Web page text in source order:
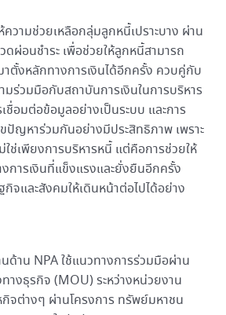
วามช่วยเหลือกลุ่มลูกหนี้เปราะบาง ผ่าน
ดผ่อนชำระ เพื่อช่วยให้ลูกหนี้สามารถ
ตั้งหลักทางการเงินได้อีกครั้ง ควบคู่กับ
วมมือกับสถาบันการเงินในการบริหาร
ชื่อมต่อข้อมูลอย่างเป็นระบบ และการ
ญหาร่วมกันอย่างมีประสิทธิภาพ เพราะ
ใช่เพียงการบริหารหนี้ แต่คือการช่วยให้
การเงินที่แข็งแรงและยั่งยืนอีกครั้ง
จและสังคมให้เดินหน้าต่อไปได้อย่าง
ด้าน NPA ใช้แนวทางการร่วมมือผ่าน
งธุรกิจ (MOU) ระหว่างหน่วยงาน
กิจต่างๆ ผ่านโครงการ ทรัพย์มหาชน